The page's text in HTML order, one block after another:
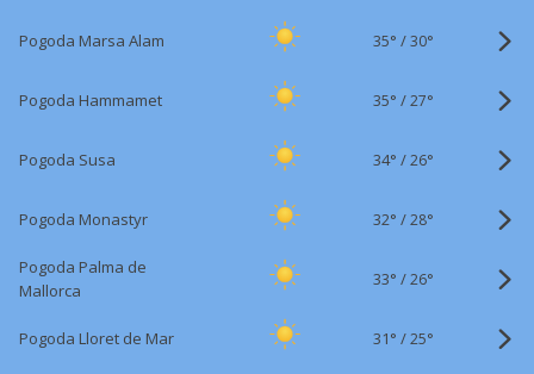
Pogoda Marsa Alam 35° /30°
Pogoda Hammamet 35° /27°
Pogoda Susa 34° /26°
Pogoda Monastyr 32° /28°
Pogoda Palma de
Mallorca
33° /26°
Pogoda Lloret de Mar 31° /25°